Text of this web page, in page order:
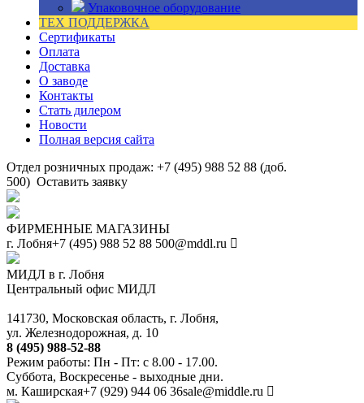
Упаковочное оборудование
ТЕХ ПОДДЕРЖКА
Сертификаты
Оплата
Доставка
О заводе
Контакты
Стать дилером
Новости
Полная версия сайта
Отдел розничных продаж: +7 (495) 988 52 88 (доб.
500) Оставить заявку
ФИРМЕННЫЕ МАГАЗИНЫ
г. Лобня+7 (495) 988 52 88 500@mddl.ru
МИДЛ в г. Лобня
Центральный офис МИДЛ
141730, Московская область, г. Лобня,
ул. Железнодорожная, д. 10
8 (495) 988-52-88
Режим работы: Пн - Пт: с 8.00 - 17.00.
Суббота, Воскресенье - выходные дни.
м. Каширская+7 (929) 944 06 36sale@middle.ru